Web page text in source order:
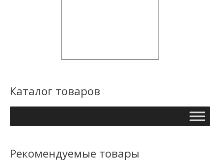
Каталог товаров
Рекомендуемые товары